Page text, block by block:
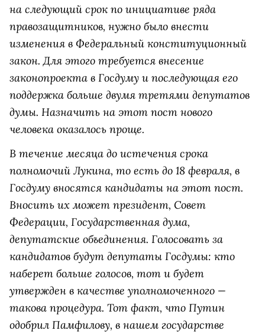
на следующий срок по инициативе ряда
правозащитников, нужно было внести
изменения в Федеральный конституционный
закон. Для этого требуется внесение
законопроекта в Госдуму и последующая его
поддержка больше двумя третями депутатов
думы. Назначить на этот пост нового
человека оказалось проще.
В течение месяца до истечения срока
полномочий Лукина, то есть до 18 февраля, в
Госдуму вносятся кандидаты на этот пост.
Вносить их может президент, Совет
Федерации, Государственная дума,
депутатские объединения. Голосовать за
кандидатов будут депутаты Госдумы: кто
наберет больше голосов, тот и будет
утвержден в качестве уполномоченного —
такова процедура. Тот факт, что Путин
одобрил Памфилову, в нашем государстве